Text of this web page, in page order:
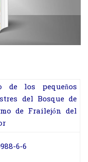
de los pequeños
del Bosque de
de Frailejón del
6-6